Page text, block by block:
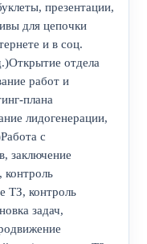
презентации,
для цепочки
и в соц.
отдела
работ и
плана
лидогенерации,
с
заключение
контроль
ТЗ, контроль
задач,